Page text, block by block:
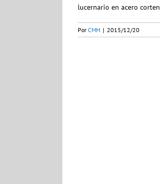
lucernario en acero corten
Por CMH | 2015/12/20